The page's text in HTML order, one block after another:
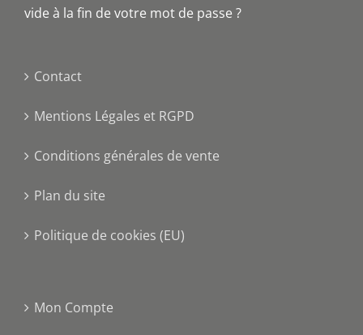
vide à la fin de votre mot de passe ?
Contact
Mentions Légales et RGPD
Conditions générales de vente
Plan du site
Politique de cookies (EU)
Mon Compte